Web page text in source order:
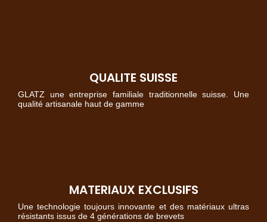
QUALITE SUISSE
GLATZ une entreprise familiale traditionnelle suisse. Une
qualité artisanale haut de gamme
MATERIAUX EXCLUSIFS
Une technologie toujours innovante et des matériaux ultras
résistants issus de 4 générations de brevets